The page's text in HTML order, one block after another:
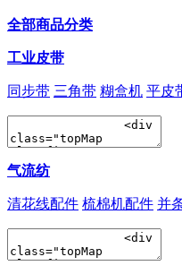
全部商品分类
工业皮带
同步带 三角带 糊盒机 平皮
气流纺
清花线配件 梳棉机配件 并